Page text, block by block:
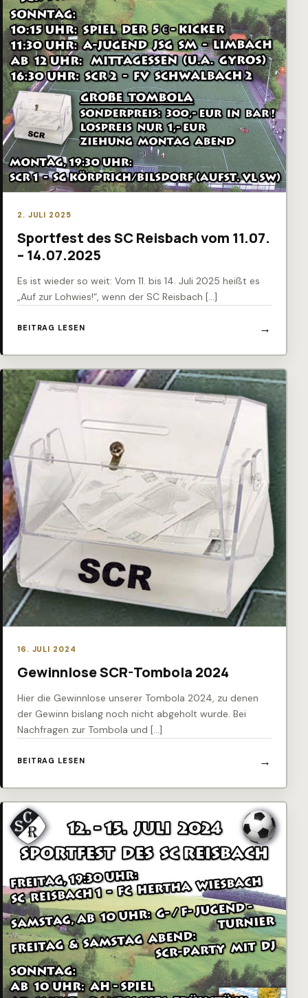
2. JULI 2025
Sportfest des SC Reisbach vom 11.07.
– 14.07.2025
Es ist wieder so weit: Vom 11. bis 14. Juli 2025 heißt es
„Auf zur Lohwies!“, wenn der SC Reisbach […]
BEITRAG LESEN
16. JULI 2024
Gewinnlose SCR-Tombola 2024
Hier die Gewinnlose unserer Tombola 2024, zu denen
der Gewinn bislang noch nicht abgeholt wurde. Bei
Nachfragen zur Tombola und […]
BEITRAG LESEN